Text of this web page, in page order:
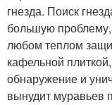
гнезда. Поиск
большую проблему,
любом теплом
кафельной
обнаружение и
вынудит муравьев